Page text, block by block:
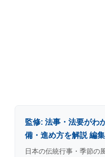
監修: 法事・法要がわ
備・進め方を解説 編
日本の伝統行事・季節の